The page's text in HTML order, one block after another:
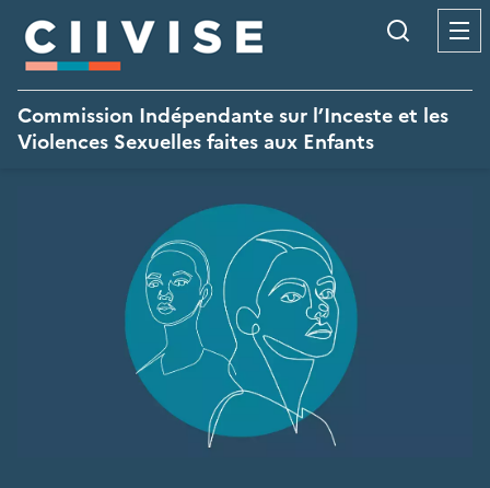
Commission Indépendante sur l’Inceste et les
Violences Sexuelles faites aux Enfants